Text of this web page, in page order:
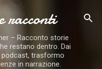
racconti
– Racconto storie
restano dentro. Dai
podcast, trasformo
in narrazione.